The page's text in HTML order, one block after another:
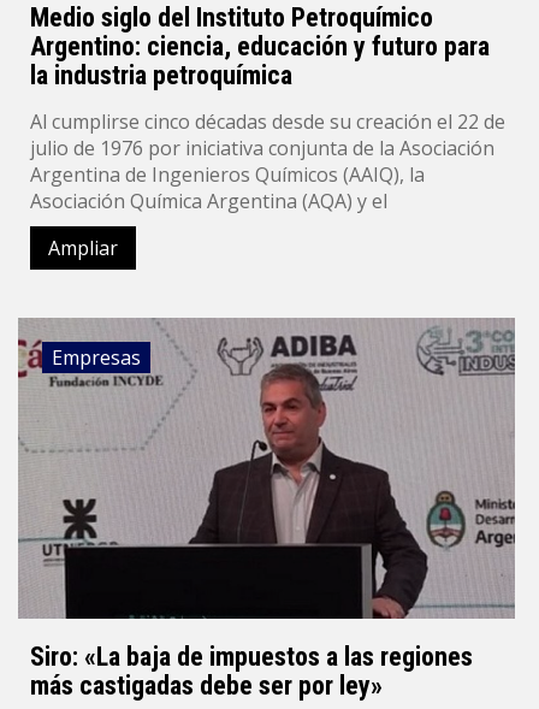
Medio siglo del Instituto Petroquímico
Argentino: ciencia, educación y futuro para
la industria petroquímica
Al cumplirse cinco décadas desde su creación el 22 de
julio de 1976 por iniciativa conjunta de la Asociación
Argentina de Ingenieros Químicos (AAIQ), la
Asociación Química Argentina (AQA) y el
Ampliar
Empresas
Siro: «La baja de impuestos a las regiones
más castigadas debe ser por ley»